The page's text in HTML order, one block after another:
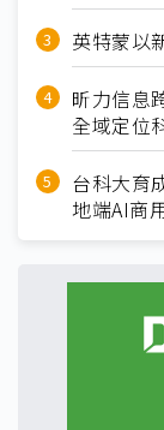
英特蒙以
昕力信息
全域定位
台科大育
地端AI商